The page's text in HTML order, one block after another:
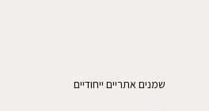
שמנים אתריים ייחודיים